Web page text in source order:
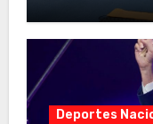
Deportes